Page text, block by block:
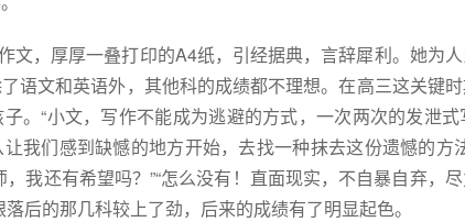
文，厚厚一叠打印的A4纸，引经据典，言辞犀利。她为
语文和英语外，其他科的成绩都不理想。在高三这关键
子。“小文，写作不能成为逃避的方式，一次两次的发泄
我们感到缺憾的地方开始，去找一种抹去这份遗憾的方
，我还有希望吗？”“怎么没有！直面现实，不自暴自弃，
后的那几科较上了劲，后来的成绩有了明显起色。